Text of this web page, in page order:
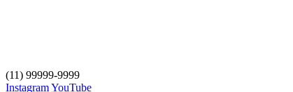
(11) 99999-9999
InstagramYouTube